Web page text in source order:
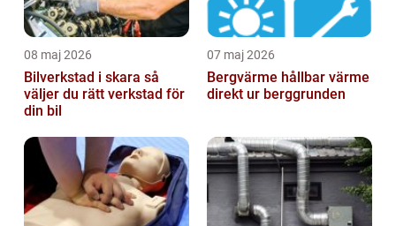
08 maj 2026
Bilverkstad i skara så
väljer du rätt verkstad för
din bil
07 maj 2026
Bergvärme hållbar värme
direkt ur berggrunden